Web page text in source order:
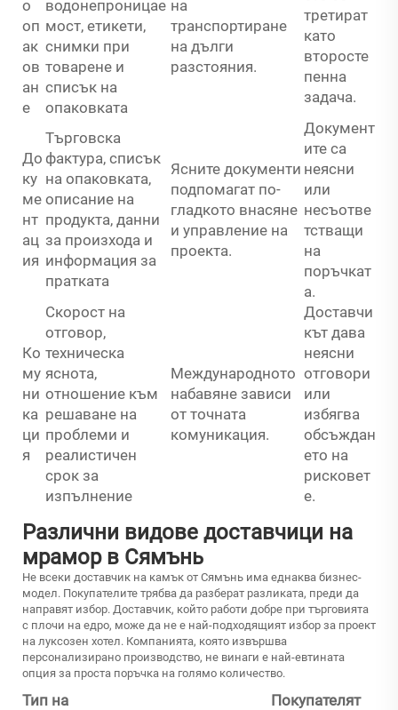
о
оп
ак
ов
ан
е
водонепроницае
мост, етикети,
снимки при
товарене и
списък на
опаковката
на
транспортиране
на дълги
разстояния.
третират
като
второсте
пенна
задача.
До
ку
ме
нт
ац
ия
Търговска
фактура, списък
на опаковката,
описание на
продукта, данни
за произхода и
информация за
пратката
Ясните документи
подпомагат по-
гладкото внасяне
и управление на
проекта.
Документ
ите са
неясни
или
несъотве
тстващи
на
поръчкат
а.
Ко
му
ни
ка
ци
я
Скорост на
отговор,
техническа
яснота,
отношение към
решаване на
проблеми и
реалистичен
срок за
изпълнение
Международното
набавяне зависи
от точната
комуникация.
Доставчи
кът дава
неясни
отговори
или
избягва
обсъждан
ето на
рисковет
е.
Различни видове доставчици на
мрамор в Сямънь
Не всеки доставчик на камък от Сямънь има еднаква бизнес-
модел. Покупателите трябва да разберат разликата, преди да
направят избор. Доставчик, който работи добре при търговията
с плочи на едро, може да не е най-подходящият избор за проект
на луксозен хотел. Компанията, която извършва
персонализирано производство, не винаги е най-евтината
опция за проста поръчка на голямо количество.
Тип на
Покупателят